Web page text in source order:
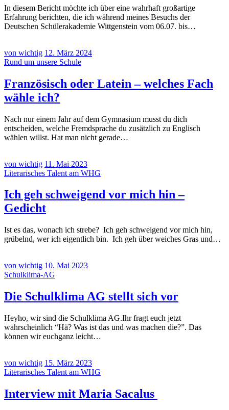
In diesem Bericht möchte ich über eine wahrhaft großartige
Erfahrung berichten, die ich während meines Besuchs der
Deutschen Schülerakademie Wittgenstein vom 06.07. bis…
von wichtig 12. März 2024
Rund um unsere Schule
Französisch oder Latein – welches Fach
wähle ich?
Nach nur einem Jahr auf dem Gymnasium musst du dich
entscheiden, welche Fremdsprache du zusätzlich zu Englisch
wählen willst. Hat man nicht gerade…
von wichtig 11. Mai 2023
Literarisches Talent am WHG
Ich geh schweigend vor mich hin –
Gedicht
Ist es das, wonach ich strebe? Ich geh schweigend vor mich hin,
grübelnd, wer ich eigentlich bin. Ich geh über weiches Gras und…
von wichtig 10. Mai 2023
Schulklima-AG
Die Schulklima AG stellt sich vor
Heyho, wir sind die Schulklima AG.Ihr fragt euch jetzt
wahrscheinlich “Hä? Was ist das und was machen die?”. Das
können wir euchganz leicht…
von wichtig 15. März 2023
Literarisches Talent am WHG
Interview mit Maria Sacalus